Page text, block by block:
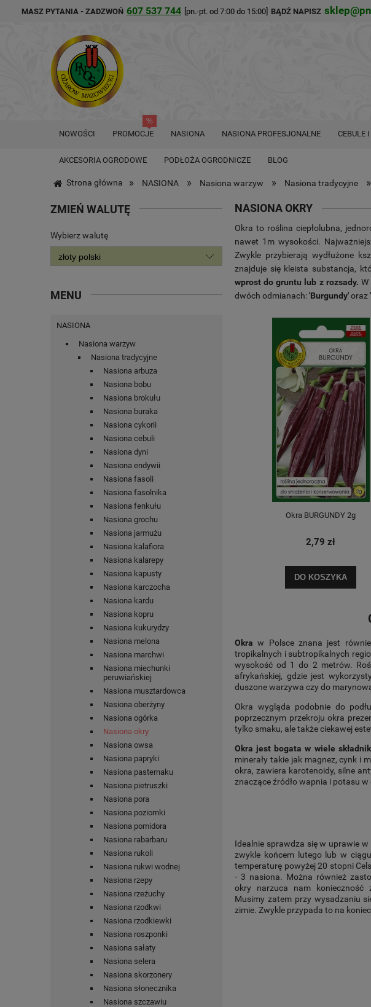
MASZ PYTANIA - ZADZWOŃ 607 537 744 [pn.-pt. od 7:00 do 15:00] BĄDŹ NAPISZ
NOWOŚCI PROMOCJE NASIONA NASIONA PROFESJONALNE CEBULE
AKCESORIA OGRODOWE PODŁOŻA OGRODNICZE BLOG
Strona główna » NASIONA » Nasiona warzyw » Nasiona tradycyjne »
ZMIEŃ WALUTĘ
Wybierz walutę
MENU
NASIONA
Nasiona warzyw
Nasiona tradycyjne
Nasiona arbuza
Nasiona bobu
Nasiona brokułu
Nasiona buraka
Nasiona cykorii
Nasiona cebuli
Nasiona dyni
Nasiona endywii
Nasiona fasoli
Nasiona fasolnika
Nasiona fenkułu
Nasiona grochu
Nasiona jarmużu
Nasiona kalafiora
Nasiona kalarepy
Nasiona kapusty
Nasiona karczocha
Nasiona kardu
Nasiona kopru
Nasiona kukurydzy
Nasiona melona
Nasiona marchwi
Nasiona miechunki
peruwiańskiej
Nasiona musztardowca
Nasiona oberżyny
Nasiona ogórka
Nasiona okry
Nasiona owsa
Nasiona papryki
Nasiona pasternaku
Nasiona pietruszki
Nasiona pora
Nasiona poziomki
Nasiona pomidora
Nasiona rabarbaru
Nasiona rukoli
Nasiona rukwi wodnej
Nasiona rzepy
Nasiona rzeżuchy
Nasiona rzodkwi
Nasiona rzodkiewki
Nasiona roszponki
Nasiona sałaty
Nasiona selera
Nasiona skorzonery
Nasiona słonecznika
Nasiona szczawiu
NASIONA OKRY
Okra to roślina ciepłolubna,
nawet 1m wysokości.
Zwykle przybierają wydłużone
znajduje się kleista substancja,
wprost do gruntu lub z rozsady. W
dwóch odmianach:'Burgundy'oraz
Okra BURGUNDY 2g
2,79 zł
DO KOSZYKA
Okra w Polsce znana jest
tropikalnych i subtropikalnych
wysokość od 1 do 2 metrów.
afrykańskiej, gdzie jest
duszone warzywa czy do
Okra wygląda podobnie do
poprzecznym przekroju okra
tylko smaku, ale także ciekawej
Okra jest bogata w wiele
minerały takie jak magnez, cynk i
okra, zawiera karotenoidy, silne
znaczące źródło wapnia i potasu w
Idealnie sprawdza się w uprawie
zwykle końcem lutego lub w
temperaturę powyżej 20 stopni
- 3 nasiona. Można również
okry narzuca nam konieczność
Musimy zatem przy wysadzaniu
zimie. Zwykle przypada to na